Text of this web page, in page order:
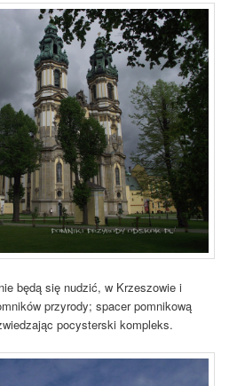
będą się nudzić, w Krzeszowie i
przyrody; spacer pomnikową
pocysterski kompleks.